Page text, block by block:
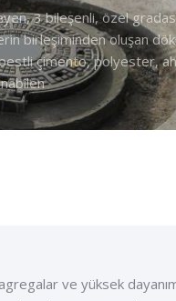
3 bileşenli, özel
birleşiminden oluşan
çimento, polyester,
ve yüksek